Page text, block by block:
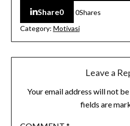
Share0 0Shares
Category: Motivasi
Leave a
Your email address will not
fields are